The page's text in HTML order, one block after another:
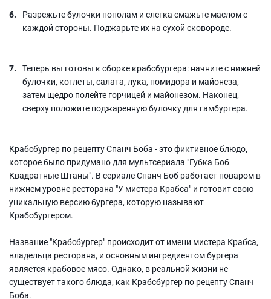
Разрежьте булочки пополам и слегка смажьте маслом с
каждой стороны. Поджарьте их на сухой сковороде.
Теперь вы готовы к сборке крабсбургера: начните с нижней
булочки, котлеты, салата, лука, помидора и майонеза,
затем щедро полейте горчицей и майонезом. Наконец,
сверху положите поджаренную булочку для гамбургера.
Крабсбургер по рецепту Спанч Боба - это фиктивное блюдо,
которое было придумано для мультсериала "Губка Боб
Квадратные Штаны". В сериале Спанч Боб работает поваром в
нижнем уровне ресторана "У мистера Крабса" и готовит свою
уникальную версию бургера, которую называют
Крабсбургером.
Название "Крабсбургер" происходит от имени мистера Крабса,
владельца ресторана, и основным ингредиентом бургера
является крабовое мясо. Однако, в реальной жизни не
существует такого блюда, как Крабсбургер по рецепту Спанч
Боба.